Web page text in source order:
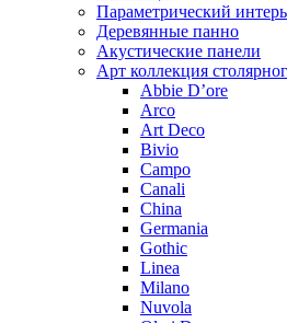
Параметрический
Деревянные панно
Акустические панели
Арт коллекция
Abbie D’ore
Arco
Art Deco
Bivio
Campo
Canali
China
Germania
Gothic
Linea
Milano
Nuvola